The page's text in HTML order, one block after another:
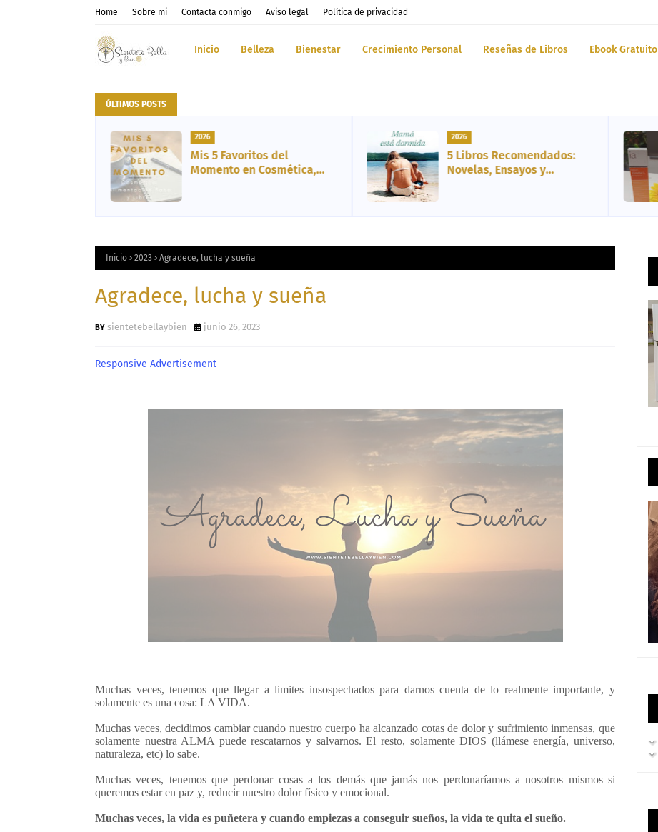
Home Sobre mi Contacta conmigo Aviso legal Política de privacidad
Inicio Belleza Bienestar Crecimiento Personal Reseñas de Libros Ebook Gratuito
ÚLTIMOS POSTS
2026
Mis 5 Favoritos del
Momento en Cosmética,
2026
5 Libros Recomendados:
Novelas, Ensayos y
Inicio 2023 Agradece, lucha y sueña
Agradece, lucha y sueña
sientetebellaybien junio 26, 2023
Responsive Advertisement
Muchas veces, tenemos que llegar a limites insospechados para darnos cuenta de lo realmente importante, y
solamente es una cosa: LA VIDA.
Muchas veces, decidimos cambiar cuando nuestro cuerpo ha alcanzado cotas de dolor y sufrimiento inmensas, que
solamente nuestra ALMA puede rescatarnos y salvarnos. El resto, solamente DIOS (llámese energía, universo,
naturaleza, etc) lo sabe.
Muchas veces, tenemos que perdonar cosas a los demás que jamás nos perdonaríamos a nosotros mismos si
queremos estar en paz y, reducir nuestro dolor físico y emocional.
Muchas veces, la vida es puñetera y cuando empiezas a conseguir sueños, la vida te quita el sueño.